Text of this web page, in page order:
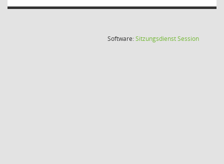
Software:SitzungsdienstSession(Wird in